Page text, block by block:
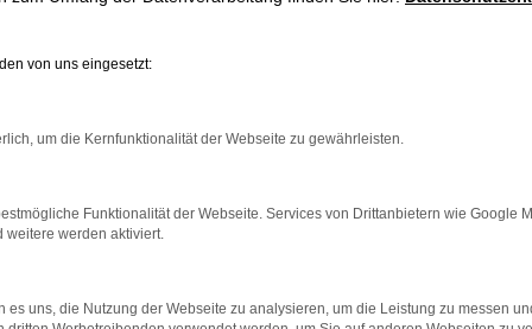
in Weißenburg in Bayern
in Bayern schlagen Sie dem Automarkt ein Schnippchen.
zugelassen wird. Auf diese Weise entsteht eine Škoda
wurde. Hinzu kommt, dass die oftmals engen Preiskorridore
auf den Straßen von Weißenburg in Bayern bewegt
Network Error
ist ein Fehler aufgetreten.
paar Tipps, die dir helfen können:
von uns eingesetzt:
um die Kernfunktionalität der Webseite zu gewährleisten.
Funktionalität der Webseite. Services von Drittanbietern wie Google
weitere werden aktiviert.
es uns, die Nutzung der Webseite zu analysieren, um die Leistung zu messen